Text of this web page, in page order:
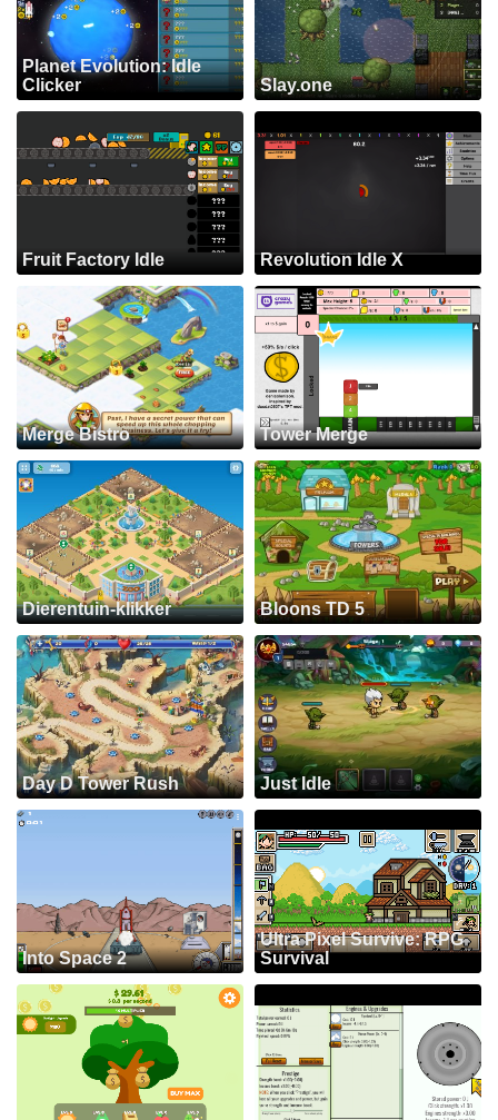
Planet Evolution: Idle
Clicker
Slay.one
Fruit Factory Idle Revolution Idle X
Merge Bistro Tower Merge
Dierentuin-klikker Bloons TD 5
Day D Tower Rush Just Idle
Into Space 2
Ultra Pixel Survive: RPG
Survival